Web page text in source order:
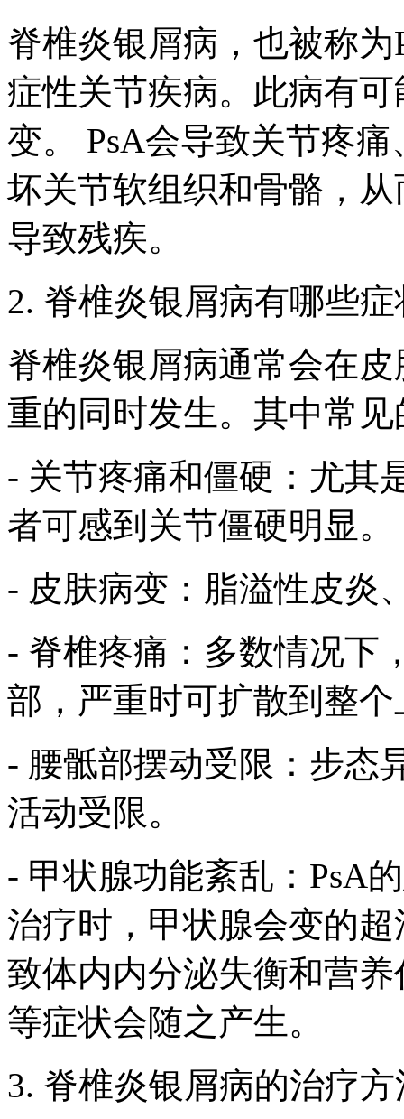
脊椎炎银屑病，也被称
症性关节疾病。此病有
变。 PsA会导致关节疼
坏关节软组织和骨骼，
导致残疾。
2. 脊椎炎银屑病有哪些
脊椎炎银屑病通常会在
重的同时发生。其中常
- 关节疼痛和僵硬：尤其
者可感到关节僵硬明显。
- 皮肤病变：脂溢性皮炎
- 脊椎疼痛：多数情况下
部，严重时可扩散到整个
- 腰骶部摆动受限：步态
活动受限。
- 甲状腺功能紊乱：PsA
治疗时，甲状腺会变的
致体内内分泌失衡和营
等症状会随之产生。
3. 脊椎炎银屑病的治疗